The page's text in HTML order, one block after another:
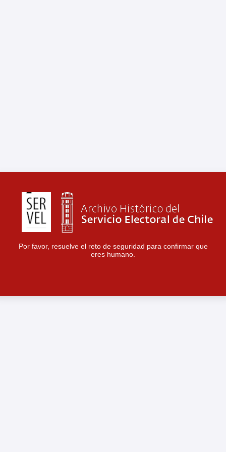
Por favor, resuelve el reto de seguridad para confirmar que
eres humano.